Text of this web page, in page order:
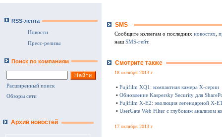
RSS-лента
Новости
Пресс-релизы
Поиск по компаниям
Расширенный поиск
Обзоры сети
Архив новостей
SMS
Сообщите коллегам о последних новостях
наш SMS-гейт.
Смотрите также
18 октября 2013 г
• Fujifilm XQ1: компактная камера Х-серии
• Обновление Kaspersky Security для
• Fujifilm X-E2: эволюция легендарной X-
• UserGate Web Filter с глубоким анализом
17 октября 2013 г